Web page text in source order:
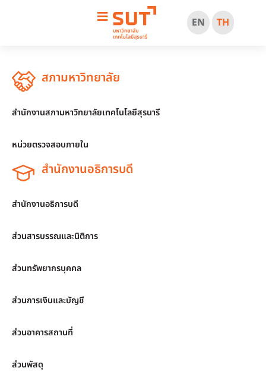
EN TH
สภามหาวิทยาลัย
สำนักงานสภามหาวิทยาลัยเทคโนโลยีสุรนารี
หน่วยตรวจสอบภายใน
สำนักงานอธิการบดี
สำนักงานอธิการบดี
ส่วนสารบรรณและนิติการ
ส่วนทรัพยากรบุคคล
ส่วนการเงินและบัญชี
ส่วนอาคารสถานที่
ส่วนพัสดุ